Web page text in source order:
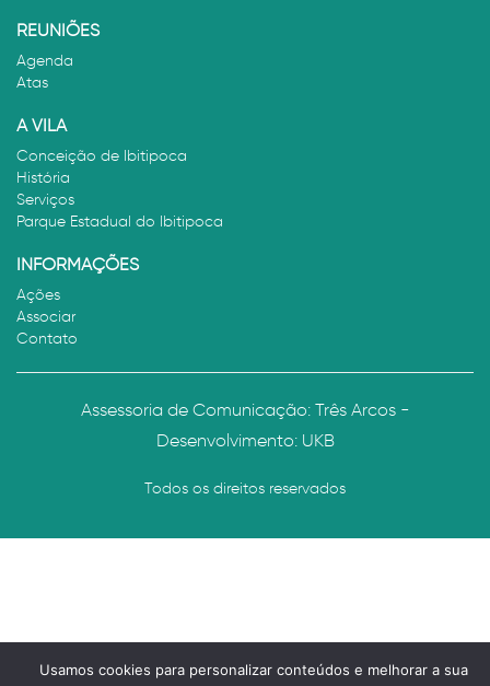
Usamos cookies para personalizar conteúdos e melhorar a sua
REUNIÕES
Agenda
Atas
A VILA
Conceição de Ibitipoca
História
Serviços
Parque Estadual do Ibitipoca
INFORMAÇÕES
Ações
Associar
Contato
Assessoria de Comunicação: Três Arcos -
Desenvolvimento: UKB
Todos os direitos reservados